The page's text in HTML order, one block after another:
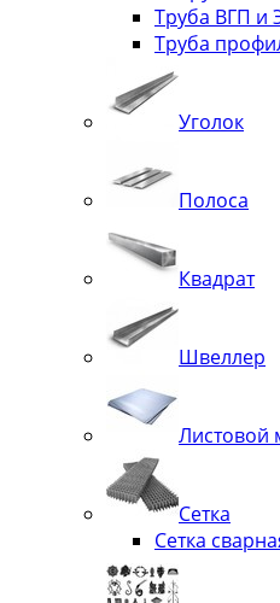
Труба ВГП и
Труба
Уголок
Полоса
Квадрат
Швеллер
Листовой
Сетка
Сетка